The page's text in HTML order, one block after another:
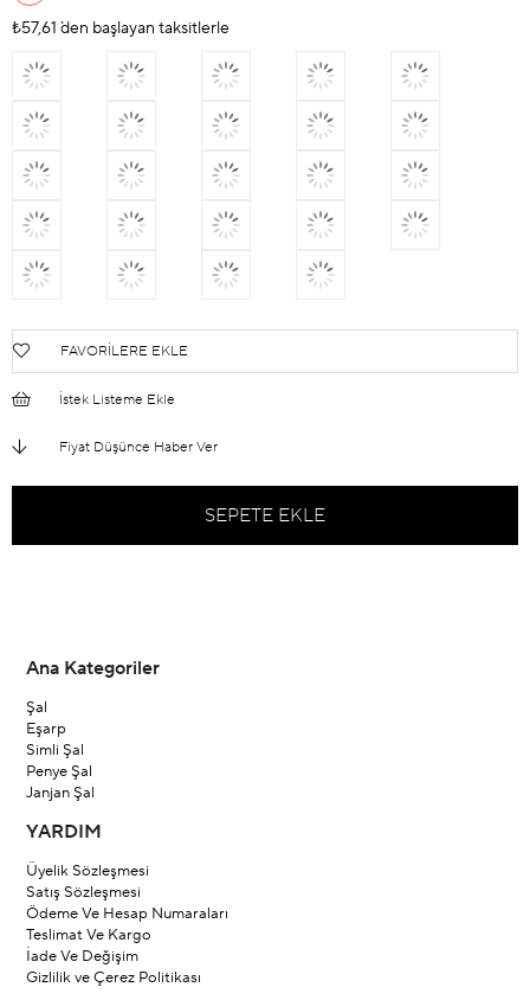
İndirim
₺57,61 `den başlayan taksitlerle
FAVORILERE EKLE
İstek Listeme Ekle
Fiyat Düşünce Haber Ver
Ana Kategoriler
Şal
Eşarp
Simli Şal
Penye Şal
Janjan Şal
YARDIM
Üyelik Sözleşmesi
Satış Sözleşmesi
Ödeme Ve Hesap Numaraları
Teslimat Ve Kargo
İade Ve Değişim
Gizlilik ve Çerez Politikası